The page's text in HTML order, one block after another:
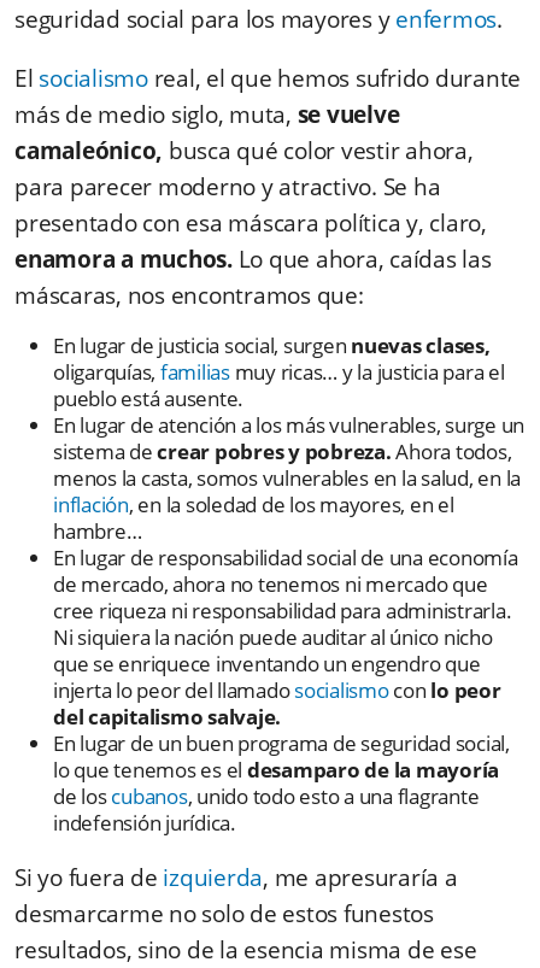
seguridad social para los mayores yenfermos.
El socialismoreal, el que hemos sufrido durante
más de medio siglo, muta, se vuelve
camaleónico, busca qué color vestir ahora,
para parecer moderno y atractivo. Se ha
presentado con esa máscara política y, claro,
enamora a muchos.Lo que ahora, caídas las
máscaras, nos encontramos que:
En lugar de justicia social, surgen nuevas clases,
oligarquías, familiasmuy ricas… y la justicia para el
pueblo está ausente.
En lugar de atención a los más vulnerables, surge un
sistema decrear pobres y pobreza.Ahora todos,
menos la casta, somos vulnerables en la salud, en la
inflación, en la soledad de los mayores, en el
hambre…
En lugar de responsabilidad social de una economía
de mercado, ahora no tenemos ni mercado que
cree riqueza ni responsabilidad para administrarla.
Ni siquiera la nación puede auditar al único nicho
que se enriquece inventando un engendro que
injerta lo peor del llamadosocialismocon lo peor
del capitalismo salvaje.
En lugar de un buen programa de seguridad social,
lo que tenemos es el desamparo de la mayoría
de loscubanos, unido todo esto a una flagrante
indefensión jurídica.
Si yo fuera de izquierda, me apresuraría a
desmarcarme no solo de estos funestos
resultados, sino de la esencia misma de ese